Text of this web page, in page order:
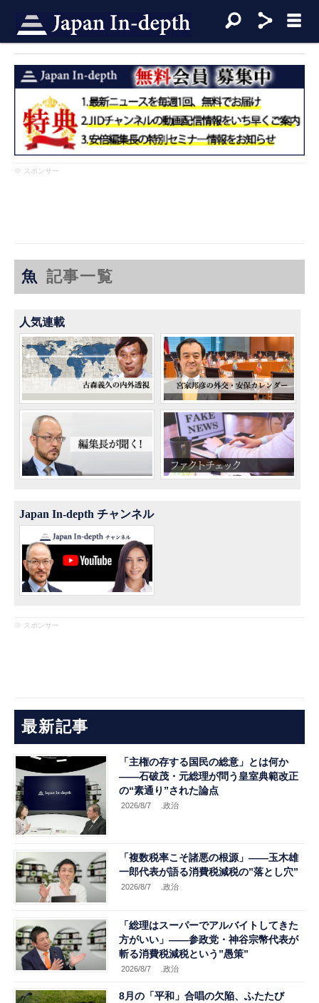
※ スポンサー
魚 記事一覧
人気連載
Japan In-depth チャンネル
※ スポンサー
最新記事
「主権の存する国民の総意」とは何か
――石破茂・元総理が問う皇室典範改正
の“素通り”された論点
2026/8/7 .政治
「複数税率こそ諸悪の根源」――玉木雄
一郎代表が語る消費税減税の”落とし穴”
2026/8/7 .政治
「総理はスーパーでアルバイトしてきた
方がいい」――参政党・神谷宗幣代表が
斬る消費税減税という”愚策”
2026/8/7 .政治
8月の「平和」合唱の欠陥、ふたたび